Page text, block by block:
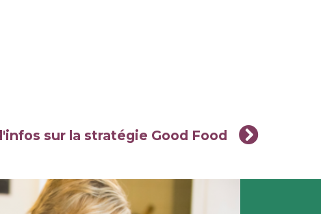
sur la stratégie Good Food